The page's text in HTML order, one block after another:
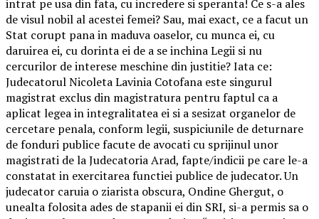
intrat pe usa din fata, cu incredere si speranta! Ce s-a ales
de visul nobil al acestei femei? Sau, mai exact, ce a facut un
Stat corupt pana in maduva oaselor, cu munca ei, cu
daruirea ei, cu dorinta ei de a se inchina Legii si nu
cercurilor de interese meschine din justitie? Iata ce:
Judecatorul Nicoleta Lavinia Cotofana este singurul
magistrat exclus din magistratura pentru faptul ca a
aplicat legea in integralitatea ei si a sesizat organelor de
cercetare penala, conform legii, suspiciunile de deturnare
de fonduri publice facute de avocati cu sprijinul unor
magistrati de la Judecatoria Arad, fapte/indicii pe care le-a
constatat in exercitarea functiei publice de judecator. Un
judecator caruia o ziarista obscura, Ondine Ghergut, o
unealta folosita ades de stapanii ei din SRI, si-a permis sa o